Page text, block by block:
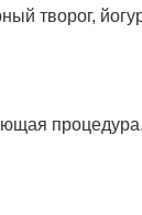
творог,
процедура.